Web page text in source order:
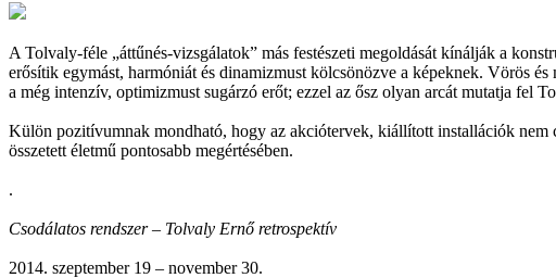
A Tolvaly-féle „áttűnés-vizsgálatok” más festészeti megoldását kínálják a
erősítik egymást, harmóniát és dinamizmust kölcsönözve a képeknek. Vörös
a még intenzív, optimizmust sugárzó erőt; ezzel az ősz olyan arcát mutatja fel
Külön pozitívumnak mondható, hogy az akciótervek, kiállított installációk nem
összetett életmű pontosabb megértésében.
.
Csodálatos rendszer – Tolvaly Ernő retrospektív
2014. szeptember 19 – november 30.